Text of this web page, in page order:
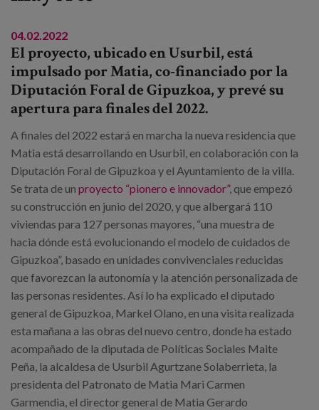
Noticias
Blog
Prensa
Trabaja con nosotros
es
eu
04.02.2022
El proyecto, ubicado en Usurbil, está
impulsado por Matia, co-financiado por la
Diputación Foral de Gipuzkoa, y prevé su
apertura para finales del 2022.
A finales del 2022 estará en marcha la nueva residencia que
Matia está desarrollando en Usurbil, en colaboración con la
Diputación Foral de Gipuzkoa y el Ayuntamiento de la villa.
Se trata de un proyecto “pionero e innovador”, que empezó
su construcción en junio del 2020, y que albergará 110
viviendas para 127 personas mayores, “una muestra de
hacia dónde está evolucionando el modelo de cuidados de
Gipuzkoa”, basado en unidades convivenciales reducidas
que favorezcan la autonomía y la atención personalizada de
las personas residentes. Así lo ha explicado el diputado
general de Gipuzkoa, Markel Olano, en una visita realizada
esta mañana a las obras del nuevo centro, donde ha estado
acompañado de la diputada de Políticas Sociales Maite
Peña, la alcaldesa de Usurbil Agurtzane Solaberrieta, la
presidenta del Patronato de Matia Mari Carmen
Garmendia, el director general de Matia Gerardo